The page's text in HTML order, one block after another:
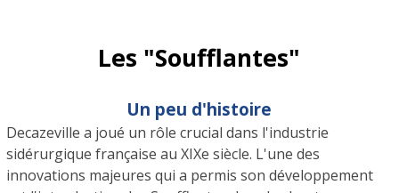
Les "Soufflantes"
Un peu d'histoire
Decazeville a joué un rôle crucial dans l'industrie
sidérurgique française au XIXe siècle. L'une des
innovations majeures qui a permis son développement